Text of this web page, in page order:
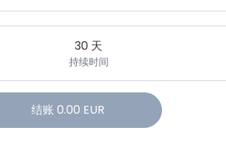
30 天
持续时间
结账 0.00 EUR